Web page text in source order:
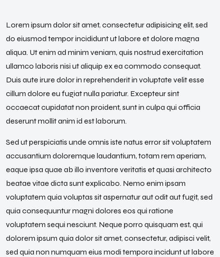
Lorem ipsum dolor sit amet, consectetur adipisicing elit, sed
do eiusmod tempor incididunt ut labore et dolore magna
aliqua. Ut enim ad minim veniam, quis nostrud exercitation
ullamco laboris nisi ut aliquip ex ea commodo consequat.
Duis aute irure dolor in reprehenderit in voluptate velit esse
cillum dolore eu fugiat nulla pariatur. Excepteur sint
occaecat cupidatat non proident, sunt in culpa qui officia
deserunt mollit anim id est laborum.
Sed ut perspiciatis unde omnis iste natus error sit voluptatem
accusantium doloremque laudantium, totam rem aperiam,
eaque ipsa quae ab illo inventore veritatis et quasi architecto
beatae vitae dicta sunt explicabo. Nemo enim ipsam
voluptatem quia voluptas sit aspernatur aut odit aut fugit, sed
quia consequuntur magni dolores eos qui ratione
voluptatem sequi nesciunt. Neque porro quisquam est, qui
dolorem ipsum quia dolor sit amet, consectetur, adipisci velit,
sed quia non numquam eius modi tempora incidunt ut labore